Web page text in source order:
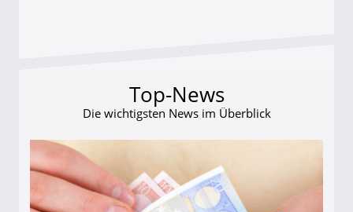
Top-News
Die wichtigsten News im Überblick